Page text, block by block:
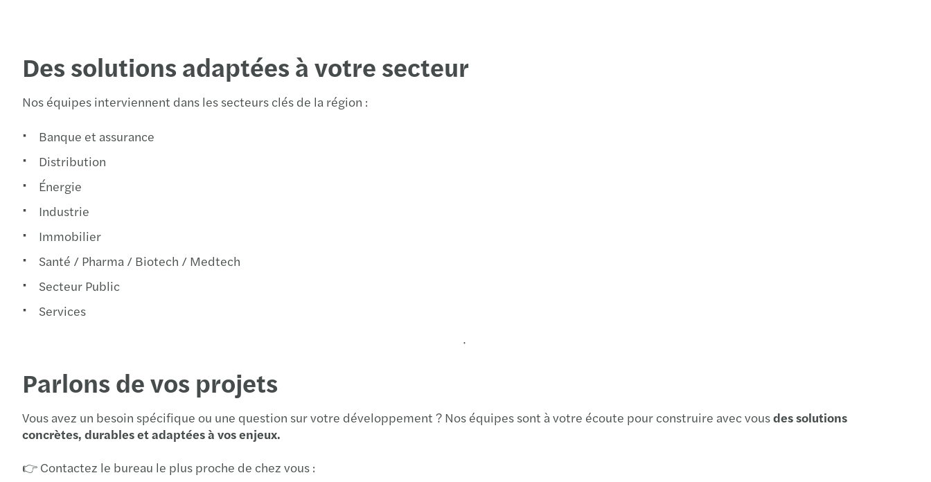
Des solutions adaptées à votre secteur
Nos équipes interviennent dans les secteurs clés de la région :
Banque et assurance
Distribution
Énergie
Industrie
Immobilier
Santé / Pharma / Biotech / Medtech
Secteur Public
Services
·
Parlons de vos projets
Vous avez un besoin spécifique ou une question sur votre développement ? Nos équipes sont à votre écoute pour construire avec vousdes solutions
concrètes, durables et adaptées à vos enjeux.
👉 Contactez le bureau le plus proche de chez vous :